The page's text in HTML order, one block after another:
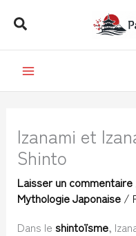
contenu
Rechercher
Izanami et
Shinto
Laisser un commentaire
Mythologie Japonaise/
Dans le shintoïsme,